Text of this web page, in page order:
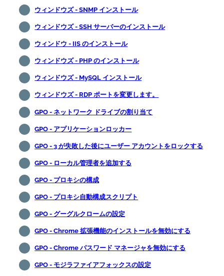
ウィンドウズ - SNMP インストール
ウィンドウズ - SSH サーバーのインストール
ウィンドウ - IIS のインストール
ウィンドウズ - PHP のインストール
ウィンドウズ - MySQL インストール
ウィンドウズ - RDP ポートを変更します。
GPO - ネットワーク ドライブの割り当て
GPO - アプリケーションロッカー
GPO - 3 が失敗した後にユーザー アカウントをロックする
GPO - ローカル管理者を追加する
GPO - プロキシの構成
GPO - プロキシ自動構成スクリプト
GPO - グーグルクロームの設定
GPO - Chrome 拡張機能のインストールを無効にする
GPO - Chrome パスワード マネージャを無効にする
GPO - モジラファイアフォックスの設定